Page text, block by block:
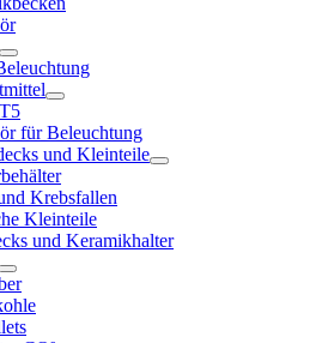
T5
für Beleuchtung
und Kleinteile
Krebsfallen
Kleinteile
und Keramikhalter